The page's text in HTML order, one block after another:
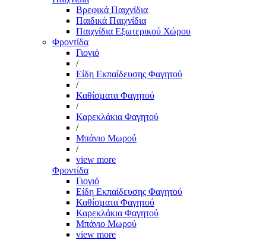
Βρεφικά Παιχνίδια
Παιδικά Παιχνίδια
Παιχνίδια Εξωτερικού Χώρου
Φροντίδα
Γιογιό
/
Είδη Εκπαίδευσης Φαγητού
/
Καθίσματα Φαγητού
/
Καρεκλάκια Φαγητού
/
Μπάνιο Μωρού
/
view more
Φροντίδα
Γιογιό
Είδη Εκπαίδευσης Φαγητού
Καθίσματα Φαγητού
Καρεκλάκια Φαγητού
Μπάνιο Μωρού
view more